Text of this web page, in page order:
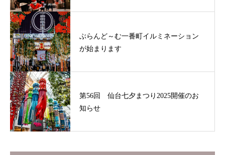
ぶらんど～む一番町イルミネーション
が始まります
第56回 仙台七夕まつり2025開催のお
知らせ